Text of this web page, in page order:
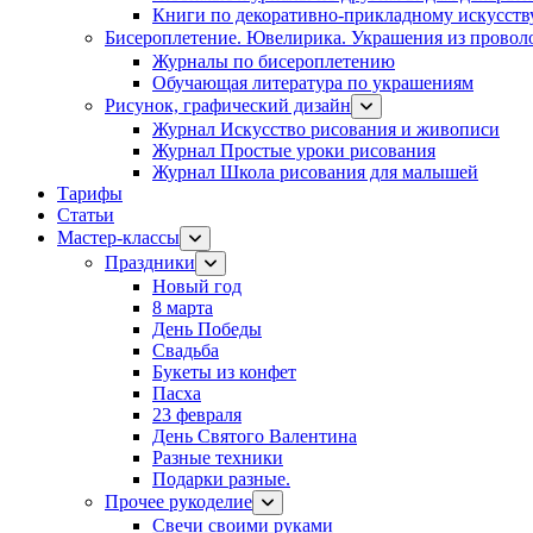
Книги по декоративно-прикладному
Бисероплетение. Ювелирика. Украшения из
Журналы по бисероплетению
Обучающая литература по украшениям
Рисунок, графический дизайн
Журнал Искусство рисования и живописи
Журнал Простые уроки рисования
Журнал Школа рисования для малышей
Тарифы
Статьи
Мастер-классы
Праздники
Новый год
8 марта
День Победы
Свадьба
Букеты из конфет
Пасха
23 февраля
День Святого Валентина
Разные техники
Подарки разные.
Прочее рукоделие
Свечи своими руками